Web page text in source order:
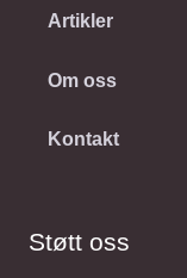
Artikler
Om oss
Kontakt
Støtt oss